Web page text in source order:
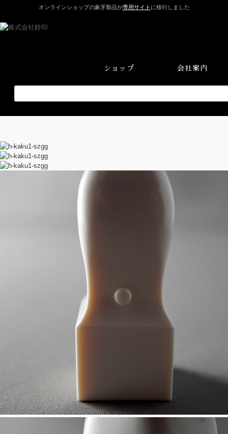
オンラインショップの象牙製品が専用サイト に移行しました
ショップ 会社案内